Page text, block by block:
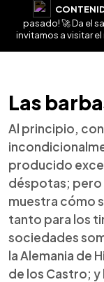
pasado! 🚀 Da el
invitamos a visitar
Las
Al principio,
producido
déspotas; pero
muestra cómo
tanto para los
sociedades
la Alemania de
de los Castro; y